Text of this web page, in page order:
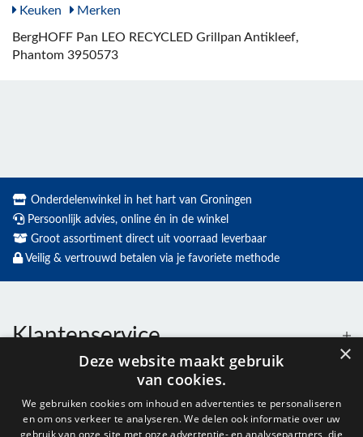
Keuken
Merken
BergHOFF Pan LEO RECYCLED Grillpan Antikleef,
Phantom 3950573
Onderdelenwinkel in het hart van Groningen
Persoonlijk advies, online én in de winkel
Groot assortiment direct uit voorraad leverbaar
Veilig & vertrouwd betalen via je favoriete methode
Klantenservice
×
Deze website maakt gebruik
van cookies.
We gebruiken cookies om inhoud en advertenties te personaliseren
en om ons verkeer te analyseren. We delen ook informatie over uw
gebruik van onze site met onze advertentie- en analysepartners, die